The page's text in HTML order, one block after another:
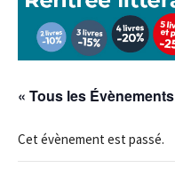
« Tous les Évènements
Cet évènement est passé.